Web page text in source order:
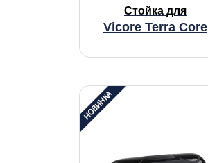
Стойка для
Vicore Terra Core